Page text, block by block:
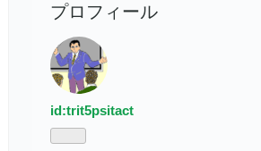
プロフィール
id:trit5psitact